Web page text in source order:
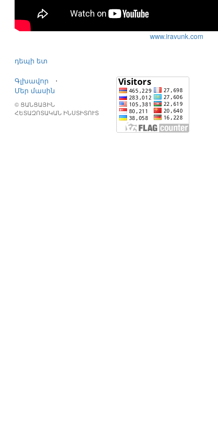
www.iravunk.com
դեպի ետ
Գլխավոր
⋅
Մեր մասին
© ՑԱՆՑԱՅԻՆ
ՀԵՏԱԶՈՏԱԿԱՆ ԻՆՍՏԻՏՈՒՏ